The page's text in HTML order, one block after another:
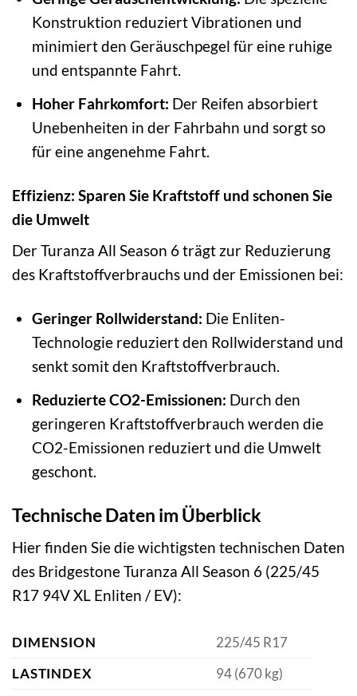
Konstruktion reduziert Vibrationen und
minimiert den Geräuschpegel für eine ruhige
und entspannte Fahrt.
Hoher Fahrkomfort: Der Reifen absorbiert
Unebenheiten in der Fahrbahn und sorgt so
für eine angenehme Fahrt.
Effizienz: Sparen Sie Kraftstoff und schonen Sie
die Umwelt
Der Turanza All Season 6 trägt zur Reduzierung
des Kraftstoffverbrauchs und der Emissionen bei:
Geringer Rollwiderstand: Die Enliten-
Technologie reduziert den Rollwiderstand und
senkt somit den Kraftstoffverbrauch.
Reduzierte CO2-Emissionen: Durch den
geringeren Kraftstoffverbrauch werden die
CO2-Emissionen reduziert und die Umwelt
geschont.
Technische Daten im Überblick
Hier finden Sie die wichtigsten technischen Daten
des Bridgestone Turanza All Season 6 (225/45
R17 94V XL Enliten / EV):
DIMENSION
225/45 R17
LASTINDEX
94 (670 kg)